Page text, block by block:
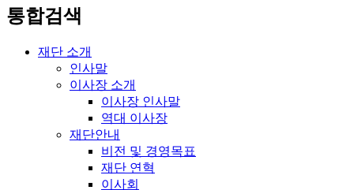
통합검색
재단 소개
인사말
이사장 소개
이사장 인사말
역대 이사장
재단안내
비전 및 경영목표
재단 연혁
이사회